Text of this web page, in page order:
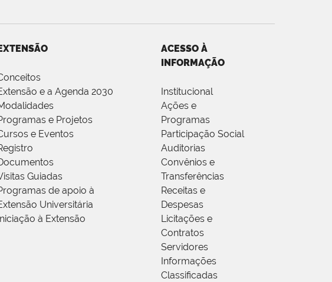
EXTENSÃO
e a Agenda 2030
e Projetos
e Eventos
Guiadas
de apoio à
Universitária
Iniciação à Extensão
ACESSO À
INFORMAÇÃO
Institucional
Ações e
Programas
Participação Social
Auditorias
Convênios e
Transferências
Receitas e
Despesas
Licitações e
Contratos
Servidores
Informações
Classificadas